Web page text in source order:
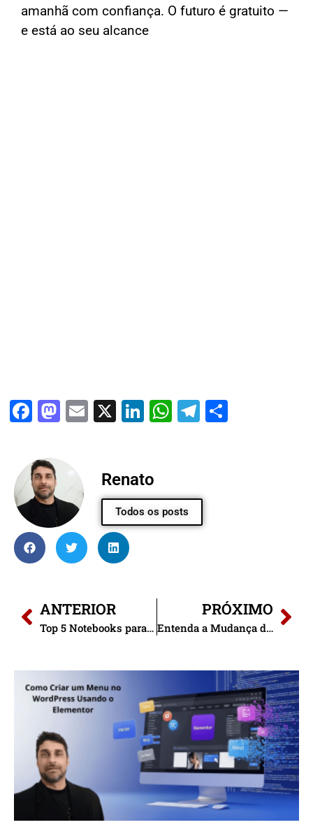
amanhã com confiança. O futuro é gratuito —
e está ao seu alcance
Facebook
Mastodon
Email
X LinkedIn
WhatsApp
Telegram
Renato
Todos os posts
ANTERIOR
Top 5 Notebooks para Trabalhar de Casa com Máxima Eficiência
PRÓXIMO
Entenda a Mudança do Algoritmo do Google e Proteja Seu Ranqueamento